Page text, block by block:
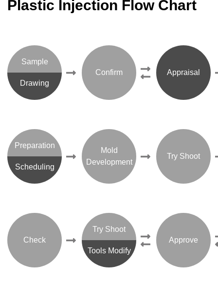
Plastic Injection Flow Chart
Sample
Drawing
Confirm Appraisal
Preparation
Scheduling
Mold
Development
Try Shoot
Check
Try Shoot
Tools Modify
Approve